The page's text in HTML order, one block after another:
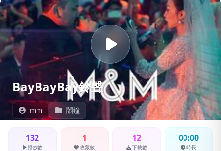
BayBayBay鈴聲
mm 鬧鐘
132
播放數
1
收藏數
12
下載數
00:00
時長